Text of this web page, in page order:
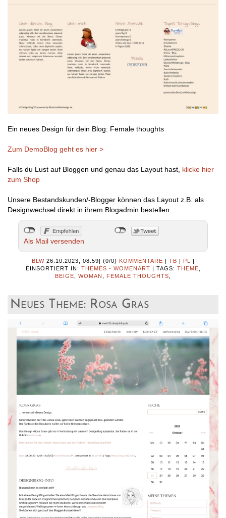
Ein neues Design für dein Blog: Female thoughts
Zum DemoBlog geht es hier >
Falls du Lust auf Bloggen und genau das Layout hast, klicke hier
zum Shop
Unsere Bestandskunden/-Blogger können das Layout z.B. als
Designwechsel direkt in ihrem Blogadmin bestellen.
Als Mail versenden
BLW 26.10.2023, 08.59| (0/0) KOMMENTARE | TB | PL
|
EINSORTIERT IN: THEMES - WOMENART | TAGS: THEME
BEIGE
WOMAN FEMALE THOUGHTS
Neues Theme: Rosa Gras